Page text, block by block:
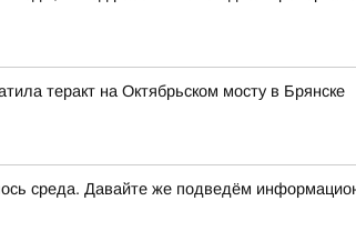
теракт на Октябрьском мосту в Брянске
среда. Давайте же подведём